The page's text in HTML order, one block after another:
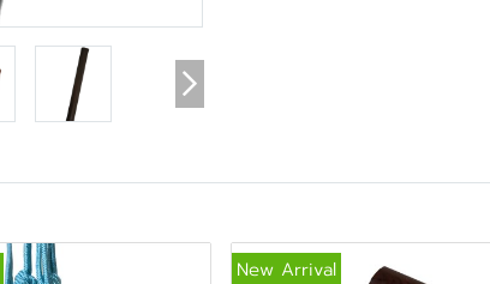
New Arrival